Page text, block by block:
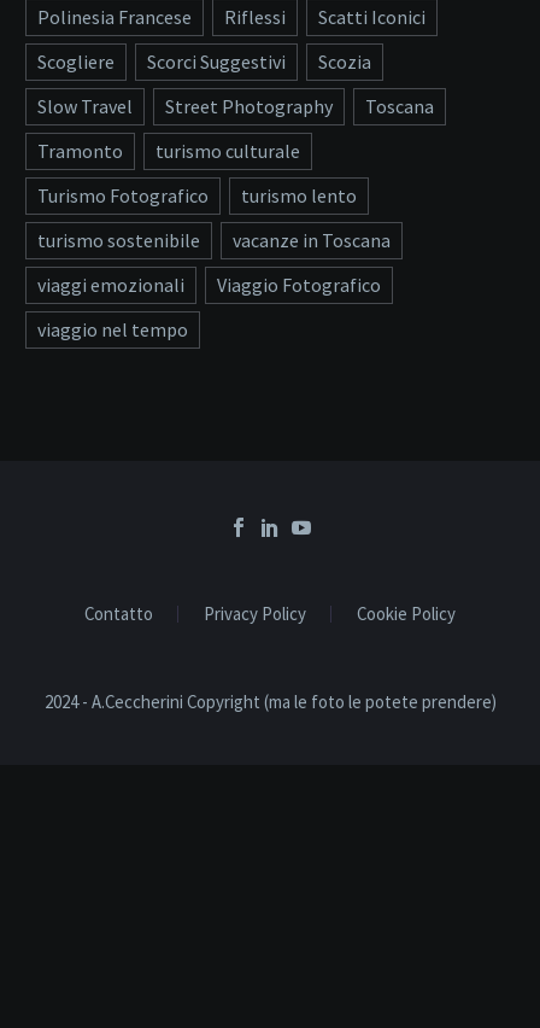
Polinesia Francese
Riflessi
Scatti Iconici
Scogliere
Scorci Suggestivi
Scozia
Slow Travel
Street Photography
Toscana
Tramonto
turismo culturale
Turismo Fotografico
turismo lento
turismo sostenibile
vacanze in Toscana
viaggi emozionali
Viaggio Fotografico
viaggio nel tempo
Contatto Privacy Policy Cookie Policy
2024 - A.Ceccherini Copyright (ma le foto le potete prendere)